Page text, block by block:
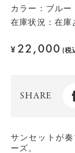
カラー ： ブルー
在庫状況：在庫
¥ 22,000 (税
SHARE
サンセットが
ーズ。